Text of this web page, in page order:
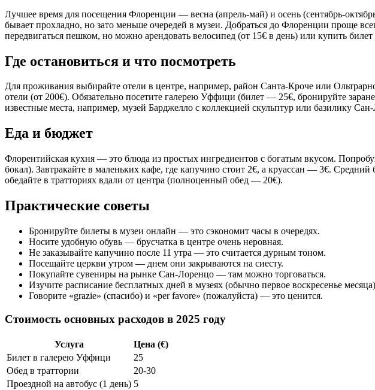
Лучшее время для посещения Флоренции — весна (апрель-май) и осень (сентябрь-
бывает прохладно, но зато меньше очередей в музеи. Добраться до Флоренции проще
передвигаться пешком, но можно арендовать велосипед (от 15€ в день) или купить
Где остановиться и что посмотреть
Для проживания выбирайте отели в центре, например, район Санта-Кроче или
отели (от 200€). Обязательно посетите галерею Уффици (билет — 25€, бронируйте
известные места, например, музей Барджелло с коллекцией скульптур или базилику
Еда и бюджет
Флорентийская кухня — это блюда из простых ингредиентов с богатым вкусом.
бокал). Завтракайте в маленьких кафе, где капучино стоит 2€, а круассан — 3€.
обедайте в тратториях вдали от центра (полноценный обед — 20€).
Практические советы
Бронируйте билеты в музеи онлайн — это сэкономит часы в очередях.
Носите удобную обувь — брусчатка в центре очень неровная.
Не заказывайте капучино после 11 утра — это считается дурным тоном.
Посещайте церкви утром — днем они закрываются на сиесту.
Покупайте сувениры на рынке Сан-Лоренцо — там можно торговаться.
Изучите расписание бесплатных дней в музеях (обычно первое воскресенье
Говорите «grazie» (спасибо) и «per favore» (пожалуйста) — это ценится.
Стоимость основных расходов в 2025 году
Услуга
Цена (€)
Билет в галерею Уффици
25
Обед в траттории
20-30
Проездной на автобус (1 день) 5